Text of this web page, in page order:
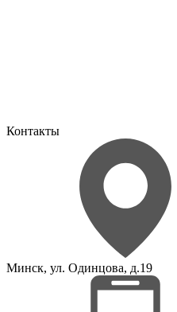
Контакты
Минск, ул. Одинцова, д.19